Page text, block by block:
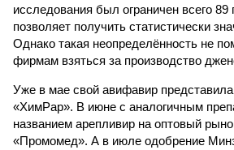
исследования был ограничен всего 89
позволяет получить статистически
Однако такая неопределённость не
фирмам взяться за производство
Уже в мае свой авифавир
«ХимРар». В июне с аналогичным
названием арепливир на оптовый
«Промомед». А в июле одобрение